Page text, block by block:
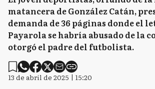
matancera de González Catán,
demanda de 36 páginas donde el
Payarola se habría abusado de la
otorgó el padre del futbolista.
13 de abril de 2025 | 15:20